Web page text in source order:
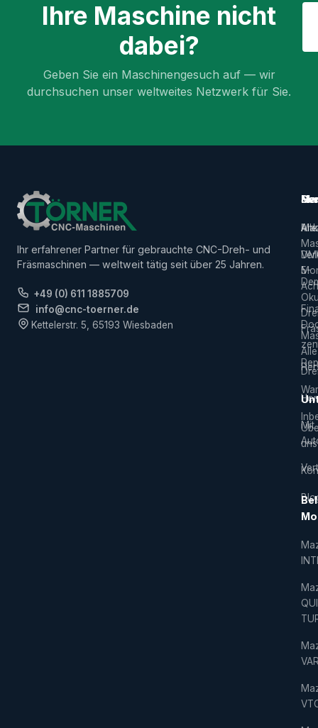
Ihre Maschine nicht
dabei?
Geben Sie ein Maschinengesuch auf — wir
durchsuchen unser weltweites Netzwerk für Sie.
Ihr erfahrener Partner für gebrauchte CNC-Dreh- und
Fräsmaschinen — weltweit tätig seit über 25 Jahren.
+49 (0) 611 1885709
info@cnc-toerner.de
Kettelerstr. 5, 65193 Wiesbaden
Alle
5-
Mit
Alle
uns